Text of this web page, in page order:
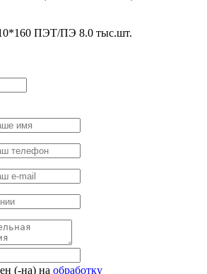
ПЭТ/ПЭ 8.0 тыс.шт.
(-на) на обработку